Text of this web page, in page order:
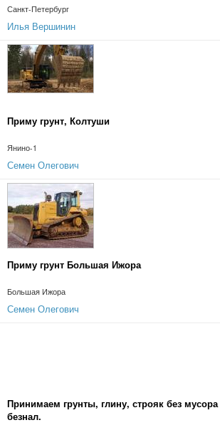
Санкт-Петербург
Илья Вершинин
Приму грунт, Колтуши
Янино-1
Семен Олегович
Приму грунт Большая Ижора
Большая Ижора
Семен Олегович
Принимаем грунты, глину, строяк без
безнал.